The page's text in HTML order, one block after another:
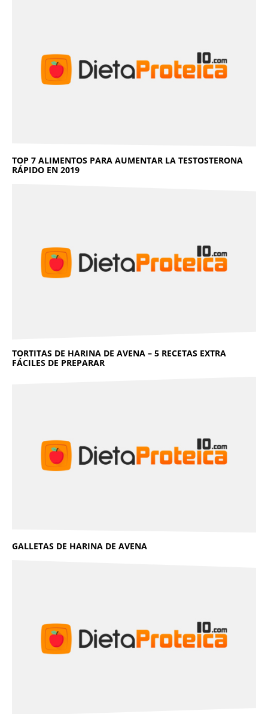
TOP 7 ALIMENTOS PARA AUMENTAR LA TESTOSTERONA
RÁPIDO EN 2019
TORTITAS DE HARINA DE AVENA – 5 RECETAS EXTRA
FÁCILES DE PREPARAR
GALLETAS DE HARINA DE AVENA